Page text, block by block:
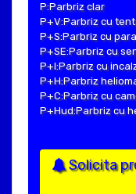
P:Parbriz clar
P+V:Parbriz cu
P+S:Parbriz cu
P+SE:Parbriz cu
P+I:Parbriz cu
P+H:Parbriz
P+C:Parbriz cu
P+Hud:Parbriz cu
Solicita